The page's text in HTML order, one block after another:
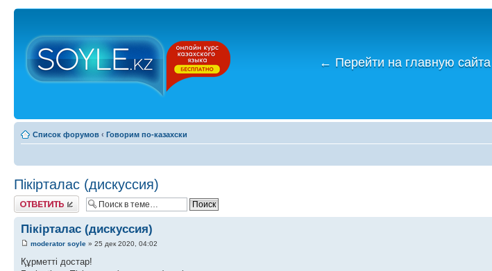
← Перейти на главную сайта
Список форумов ‹ Говорим по-казахски
Пікірталас (дискуссия)
Ответить
Пікірталас (дискуссия)
moderator soyle » 25 дек 2020, 04:02
Құрметті достар!